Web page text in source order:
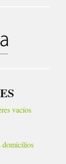
vacíos
domicilios